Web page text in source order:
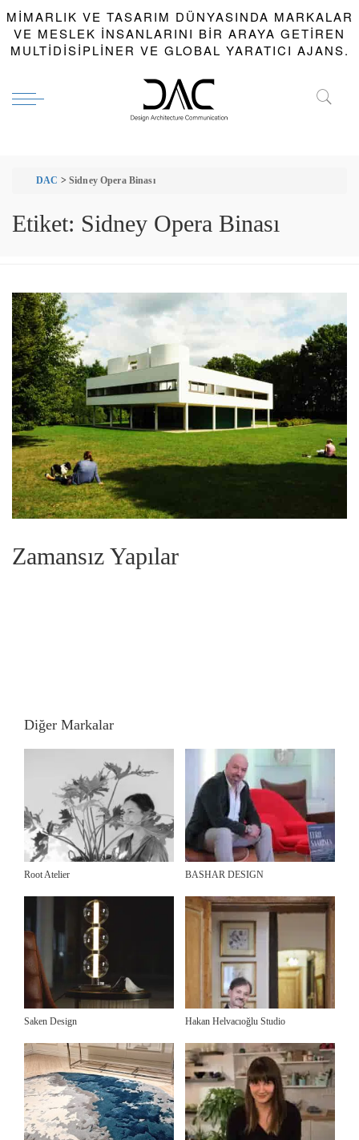
MIMARLIK VE TASARIM DÜNYASINDA MARKALAR
VE MESLEK INSANLARINI BIR ARAYA GETIREN
MULTIDISIPLINER VE GLOBAL YARATICI AJANS.
DAC > Sidney Opera Binası
Etiket: Sidney Opera Binası
Zamansız Yapılar
Diğer Markalar
Root Atelier BASHAR DESIGN
Saken Design Hakan Helvacıoğlu Studio